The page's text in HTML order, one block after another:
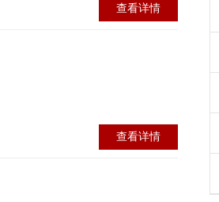
查看详情
查看详情